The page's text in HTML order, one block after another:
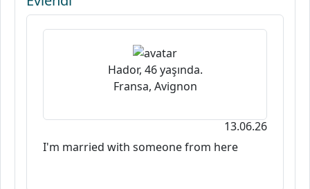
Hador, 46 yaşında.
Fransa, Avignon
13.06.26
I'm married with someone from here